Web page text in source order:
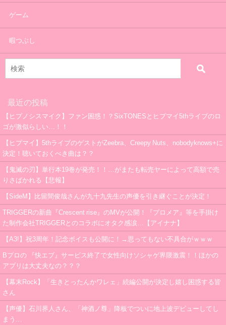
ゲーム
暇つぶし
最近の投稿
【ヒプノシスマイク】ファン困惑！？SixTONESとヒプマイ5thライブのロ
ゴが激似らしい…！！
【ヒプマイ】5thライブのゲストがZeebra、Creepy Nuts、nobodyknows+に
決定！聴いておくべき曲は？？
【鬼滅の刃】単行本19巻が発売！！…がまたも転売ヤーによって高額で売
りさばかれる【悲報】
【SideM】比留間俊哉さんが九十九先生の声優を引き継ぐことが決定！
TRIGGERの新曲『Crescent rise』のMVが公開！『プロメア』等を手掛け
た制作会社TRIGGERとのコラボにオタク感涙…【アイナナ】
【A3!】祝3周年！記念ボイスも公開に！→思ってもない不具合がｗｗｗ
Bプロの 『快エブ』サービス終了で女性向けソシャゲ界隈激震！！ほかの
アプリは大丈夫なの？？？
【幕末Rock】「生きとったんかワレェ」続編公開が決定し嬉し困惑する皆
さん
【声優】石川界人さん、「神酒ノ尊」降板でついに地上波デビューしてし
まう…